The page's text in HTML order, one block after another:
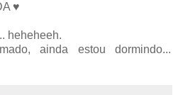
♥
heheheeh.
ainda estou dormindo...